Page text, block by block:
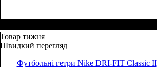
Товар тижня
Швидкий перегляд
Футбольні гетри Nike DRI-FIT Classic II